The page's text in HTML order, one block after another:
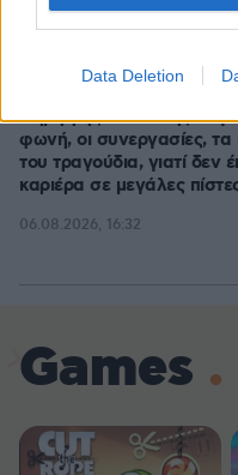
Data Deletion
06.08.2026, 09:18
Δημήτρης Ξανθάκης: Η
φωνή, οι συνεργασίες, τα
του τραγούδια, γιατί δεν
καριέρα σε μεγάλες
06.08.2026, 16:32
Games